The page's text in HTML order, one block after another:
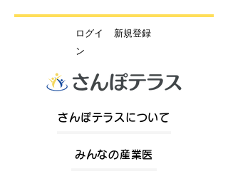
​ログイ
ン
新規登録
さんぽテラスについて
みんなの産業医